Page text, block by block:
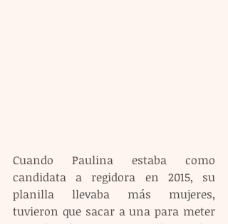
Cuando Paulina estaba como
candidata a regidora en 2015, su
planilla llevaba más mujeres,
tuvieron que sacar a una para meter